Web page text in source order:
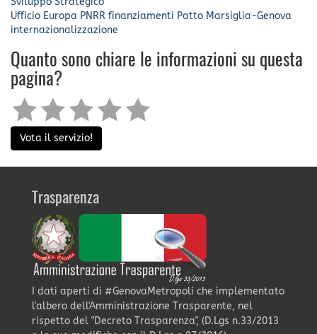
Ufficio Europa PNRR finanziamenti Patto Marsiglia-Genova
internazionalizzazione
Quanto sono chiare le informazioni su questa
pagina?
Vota il servizio!
Trasparenza
I dati aperti di #GenovaMetropoli che implementato
l'albero dell'Amministrazione Trasparente, nel
rispetto del "Decreto Trasparenza", (D.Lgs n.33/2013